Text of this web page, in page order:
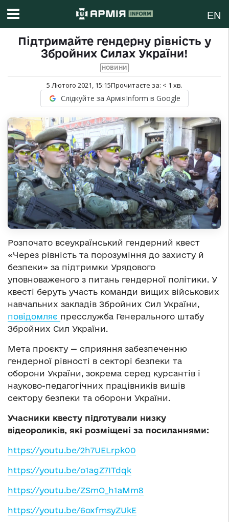
EN
Підтримайте гендерну рівність у
Збройних Силах України!
НОВИНИ
5 Лютого 2021, 15:15Прочитаєте за: < 1 хв.
Слідкуйте за АрміяInform в Google
Розпочато всеукраїнський гендерний квест
«Через рівність та порозуміння до захисту й
безпеки» за підтримки Урядового
уповноваженого з питань гендерної політики. У
квесті беруть участь команди вищих військових
навчальних закладів Збройних Сил України,
повідомляє пресслужба Генерального штабу
Збройних Сил України.
Мета проєкту — сприяння забезпеченню
гендерної рівності в секторі безпеки та
оборони України, зокрема серед курсантів і
науково-педагогічних працівників вишів
сектору безпеки та оборони України.
Учасники квесту підготували низку
відеороликів, які розміщені за посиланнями:
https://youtu.be/2h7UELrpk00
https://youtu.be/o1agZ7ITdqk
https://youtu.be/ZSmO_h1aMm8
https://youtu.be/6oxfmsyZUkE